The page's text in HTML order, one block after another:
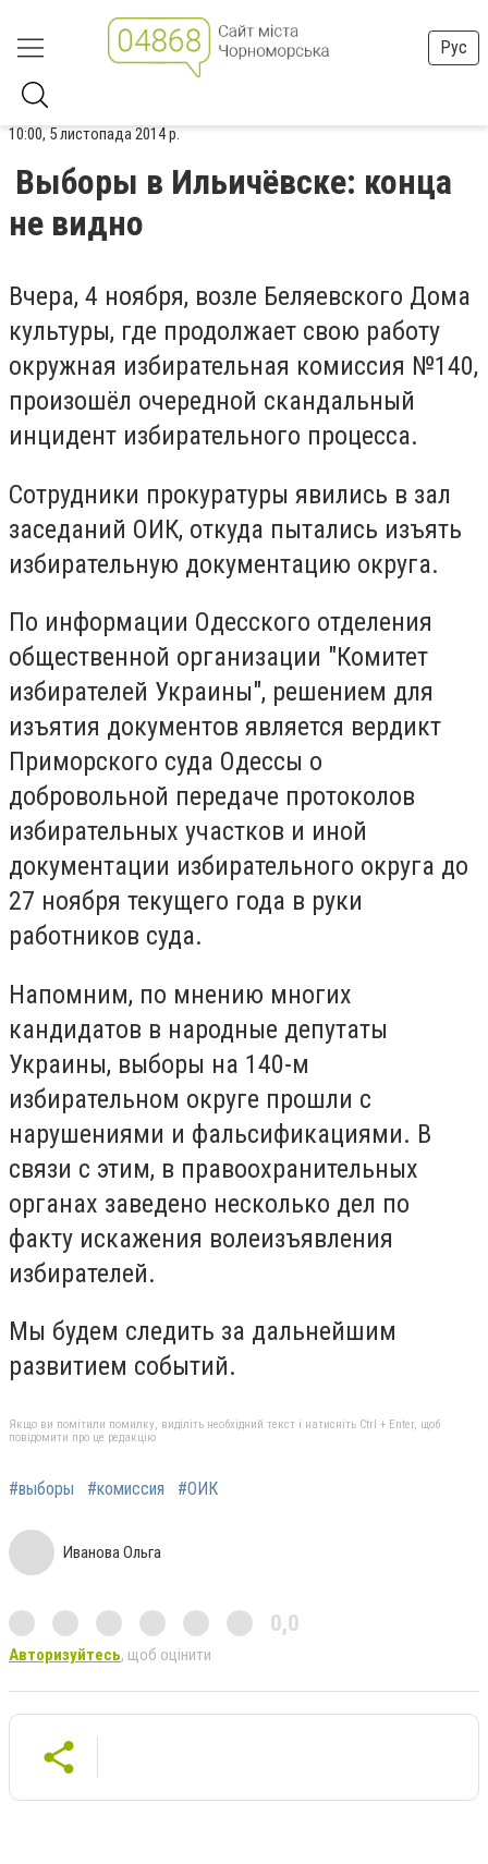
Рус
10:00, 5 листопада 2014 р.
Выборы в Ильичёвске: конца
не видно
Вчера, 4 ноября, возле Беляевского Дома
культуры, где продолжает свою работу
окружная избирательная комиссия №140,
произошёл очередной скандальный
инцидент избирательного процесса.
Сотрудники прокуратуры явились в зал
заседаний ОИК, откуда пытались изъять
избирательную документацию округа.
По информации Одесского отделения
общественной организации "Комитет
избирателей Украины", решением для
изъятия документов является вердикт
Приморского суда Одессы о
добровольной передаче протоколов
избирательных участков и иной
документации избирательного округа до
27 ноября текущего года в руки
работников суда.
Напомним, по мнению многих
кандидатов в народные депутаты
Украины, выборы на 140-м
избирательном округе прошли с
нарушениями и фальсификациями. В
связи с этим, в правоохранительных
органах заведено несколько дел по
факту искажения волеизъявления
избирателей.
Мы будем следить за дальнейшим
развитием событий.
Якщо ви помітили помилку, виділіть необхідний текст і натисніть Ctrl + Enter, щоб
повідомити про це редакцію
#выборы #комиссия #ОИК
Иванова Ольга
0,0
Авторизуйтесь, щоб оцінити